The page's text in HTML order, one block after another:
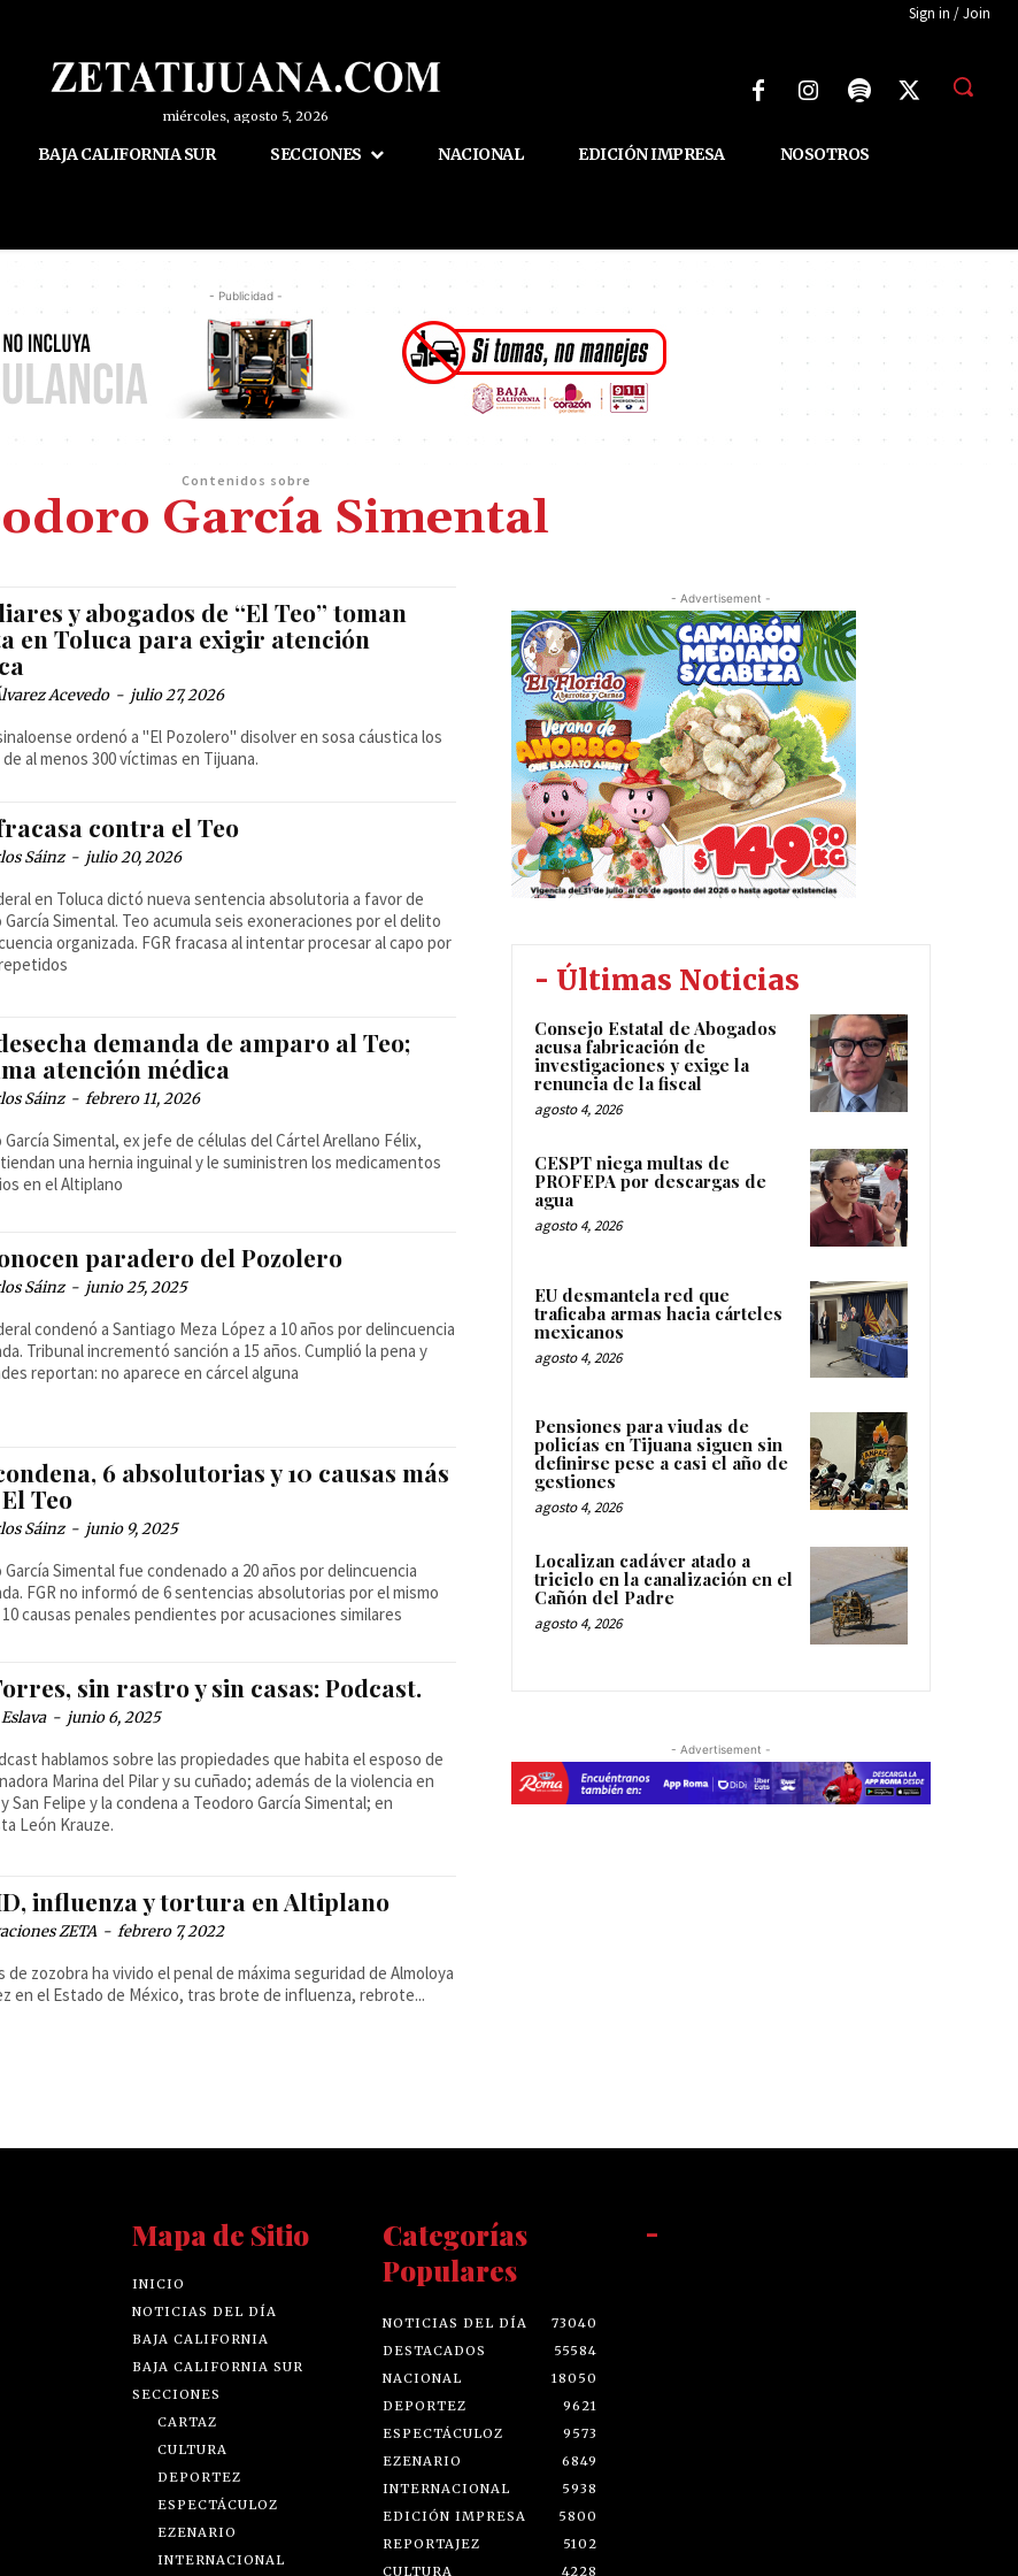
Sign in / Join
miércoles, agosto 5, 2026
BAJA CALIFORNIA SUR SECCIONES NACIONAL EDICIÓN IMPRESA NOSOTROS
- Publicidad -
Contenidos sobre
García Simental
y abogados de “El Teo” toman
en Toluca para exigir atención
Acevedo - julio 27, 2026
ordenó a "El Pozolero" disolver en sosa cáustica los
al menos 300 víctimas en Tijuana.
contra el Teo
Sáinz - julio 20, 2026
en Toluca dictó nueva sentencia absolutoria a favor de
García Simental. Teo acumula seis exoneraciones por el delito
organizada. FGR fracasa al intentar procesar al capo por
demanda de amparo al Teo;
atención médica
Sáinz - febrero 11, 2026
García Simental, ex jefe de células del Cártel Arellano Félix,
una hernia inguinal y le suministren los medicamentos
en el Altiplano
paradero del Pozolero
Sáinz - junio 25, 2025
condenó a Santiago Meza López a 10 años por delincuencia
Tribunal incrementó sanción a 15 años. Cumplió la pena y
reportan: no aparece en cárcel alguna
6 absolutorias y 10 causas más
Teo
Sáinz - junio 9, 2025
García Simental fue condenado a 20 años por delincuencia
FGR no informó de 6 sentencias absolutorias por el mismo
causas penales pendientes por acusaciones similares
sin rastro y sin casas: Podcast.
- junio 6, 2025
hablamos sobre las propiedades que habita el esposo de
Marina del Pilar y su cuñado; además de la violencia en
San Felipe y la condena a Teodoro García Simental; en
León Krauze.
influenza y tortura en Altiplano
ZETA - febrero 7, 2022
de zozobra ha vivido el penal de máxima seguridad de Almoloya
en el Estado de México, tras brote de influenza, rebrote...
- Advertisement -
- Últimas Noticias
Consejo Estatal de Abogados
acusa fabricación de
investigaciones y exige la
renuncia de la fiscal
agosto 4, 2026
CESPT niega multas de
PROFEPA por descargas de
agua
agosto 4, 2026
EU desmantela red que
traficaba armas hacia cárteles
mexicanos
agosto 4, 2026
Pensiones para viudas de
policías en Tijuana siguen sin
definirse pese a casi el año de
gestiones
agosto 4, 2026
Localizan cadáver atado a
triciclo en la canalización en el
Cañón del Padre
agosto 4, 2026
- Advertisement -
Mapa de Sitio
INICIO
NOTICIAS DEL DÍA
BAJA CALIFORNIA
BAJA CALIFORNIA SUR
SECCIONES
CARTAZ
CULTURA
DEPORTEZ
ESPECTÁCULOZ
EZENARIO
INTERNACIONAL
Categorías
Populares
NOTICIAS DEL DÍA
73040
DESTACADOS
55584
NACIONAL
18050
DEPORTEZ
9621
ESPECTÁCULOZ
9573
EZENARIO
6849
INTERNACIONAL
5938
EDICIÓN IMPRESA
5800
REPORTAJEZ
5102
CULTURA
4228
-